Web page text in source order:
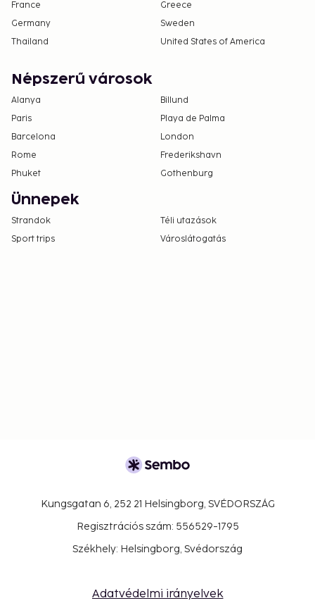
France
Greece
Germany
Sweden
Thailand
United States of America
Népszerű városok
Alanya
Billund
Paris
Playa de Palma
Barcelona
London
Rome
Frederikshavn
Phuket
Gothenburg
Ünnepek
Strandok
Téli utazások
Sport trips
Városlátogatás
Kungsgatan 6, 252 21 Helsingborg, SVÉDORSZÁG
Regisztrációs szám: 556529-1795
Székhely: Helsingborg, Svédország
Adatvédelmi irányelvek